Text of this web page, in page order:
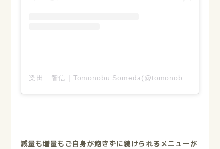
減量も増量もご自身が飽きずに続けられるメニューが